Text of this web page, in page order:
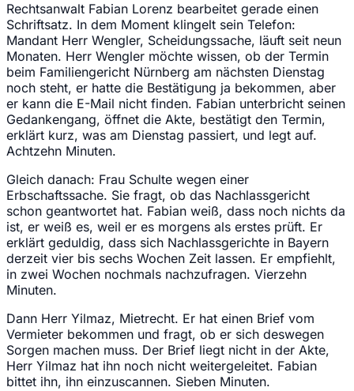
Rechtsanwalt Fabian Lorenz bearbeitet gerade einen
Schriftsatz. In dem Moment klingelt sein Telefon:
Mandant Herr Wengler, Scheidungssache, läuft seit neun
Monaten. Herr Wengler möchte wissen, ob der Termin
beim Familiengericht Nürnberg am nächsten Dienstag
noch steht, er hatte die Bestätigung ja bekommen, aber
er kann die E-Mail nicht finden. Fabian unterbricht seinen
Gedankengang, öffnet die Akte, bestätigt den Termin,
erklärt kurz, was am Dienstag passiert, und legt auf.
Achtzehn Minuten.
Gleich danach: Frau Schulte wegen einer
Erbschaftssache. Sie fragt, ob das Nachlassgericht
schon geantwortet hat. Fabian weiß, dass noch nichts da
ist, er weiß es, weil er es morgens als erstes prüft. Er
erklärt geduldig, dass sich Nachlassgerichte in Bayern
derzeit vier bis sechs Wochen Zeit lassen. Er empfiehlt,
in zwei Wochen nochmals nachzufragen. Vierzehn
Minuten.
Dann Herr Yilmaz, Mietrecht. Er hat einen Brief vom
Vermieter bekommen und fragt, ob er sich deswegen
Sorgen machen muss. Der Brief liegt nicht in der Akte,
Herr Yilmaz hat ihn noch nicht weitergeleitet. Fabian
bittet ihn, ihn einzuscannen. Sieben Minuten.